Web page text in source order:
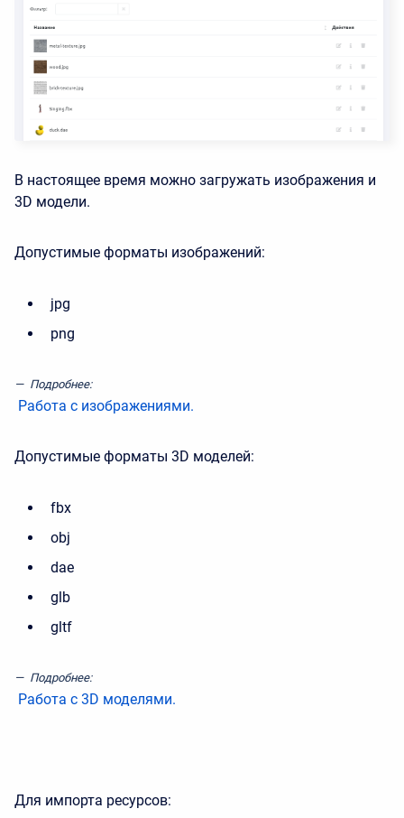
В настоящее время можно загружать изображения и
3D модели.
Допустимые форматы изображений:
jpg
png
Подробнее:
Работа с изображениями.
Допустимые форматы 3D моделей:
fbx
obj
dae
glb
gltf
Подробнее:
Работа с 3D моделями.
Для импорта ресурсов: